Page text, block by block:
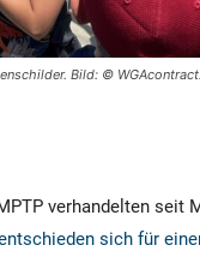
Bild: ©
verhandelten seit
sich für